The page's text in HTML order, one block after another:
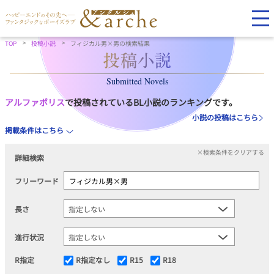
TOP 投稿小説 フィジカル男×男の検索結果
Submitted Novels
アルファポリスで投稿されているBL小説のランキングです。
小説の投稿はこちら
掲載条件はこちら
詳細検索
×検索条件をクリアする
フリーワード
長さ
進行状況
R指定 R指定なし R15 R18